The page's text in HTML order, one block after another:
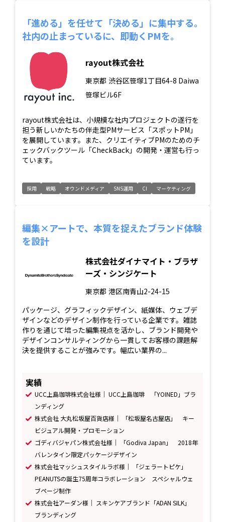
「進める」を任せて「決める」に集中する。
社内の止まっているに、即動くPMを。
rayout株式会社
東京都 渋谷区笹塚1丁目64-8 Daiwa
笹塚ビル6F
rayout株式会社は、小規模な社内プロジェクトの遂行を
担う新しいかたちの伴走型PMサービス「スポットPM」
を展開しています。また、クリエイティブPMのためのチ
ェックバックツール「CheckBack」の開発・運営も行っ
ています。
採用 戦略 オウンドメディア SNS運用 CI マーケティング
編集×アートで、本質を捉えたブランド体験
を設計
株式会社ダイナマイト・ブラザ
ーズ・シンジケート
東京都 港区南青山2-24-15
パッケージ、グラフィックデザイン、紙媒体、ウェブデ
ザインなどのデザイン制作を行っている企業です。雑誌
作りを通じて培った編集視点を活かし、ブランド開発や
デザインコンサルティングから一貫してお客様の課題解
決を提供することが強みです。幅広い業界の...
実績
UCC上島珈琲株式会社様｜ UCC上島珈琲 「YOINED」ブラ
ンディング
株式会社 大丸松坂屋百貨店様｜ 「松坂屋名古屋店」 キー
ビジュアル開発・プロモーション
ゴディバジャパン株式会社様｜ 「Godiva Japan」 2018年
バレンタイン限定パッケージデザイン
株式会社マッシュスタイルラボ様｜ 「ジェラートピケ」
PEANUTSの誕生75周年コラボレーション スペシャルウェ
ブページ制作
株式会社アーダン様｜ スキンケアブランド「ADAN SILK」
ブランディング